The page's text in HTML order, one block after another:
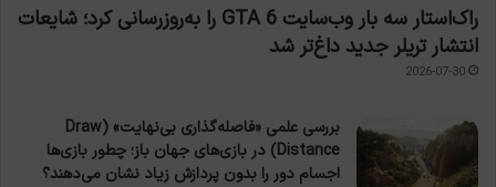
راک‌استار سه بار وب‌سایت GTA 6 را به‌روزرسانی کرد؛ شایعات
انتشار تریلر جدید داغ‌تر شد
2026-07-30
بررسی علمی «فاصله‌گذاری بی‌نهایت» (Draw
Distance) در بازی‌های جهان باز؛ چطور بازی‌ها
اجسام دور را بدون پردازش زیاد نشان می‌دهند؟